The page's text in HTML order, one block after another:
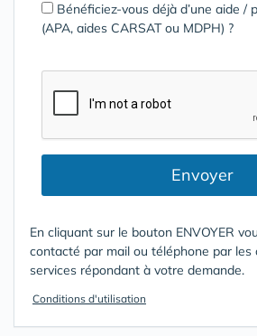
Bénéficiez-vous déjà d’une aide /
(APA, aides CARSAT ou MDPH) ?
Envoyer
En cliquant sur le bouton ENVOYER
contacté par mail ou téléphone par les
services répondant à votre demande.
Conditions d'utilisation